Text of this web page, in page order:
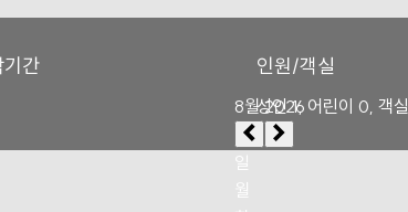
간 인원/객실
성인1, 어린이 0, 객실